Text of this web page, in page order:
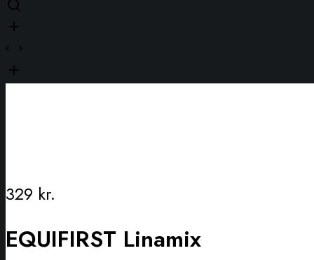
329 kr.
EQUIFIRST Linamix